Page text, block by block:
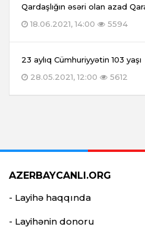
Qardaşlığın əsəri olan azad
18.06.2021, 14:00
5594
23 aylıq Cümhuriyyətin 103 yaşı
28.05.2021, 12:00
5612
AZERBAYCANLI.ORG
- Layihə haqqında
- Layihənin donoru